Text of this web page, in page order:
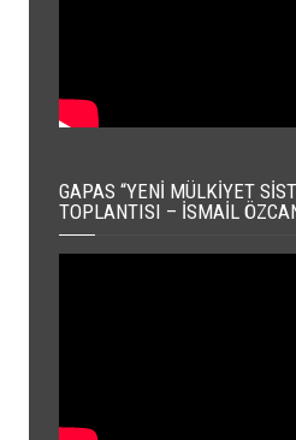
GAPAS “YENI MÜLKIYET
TOPLANTISI – İSMAIL